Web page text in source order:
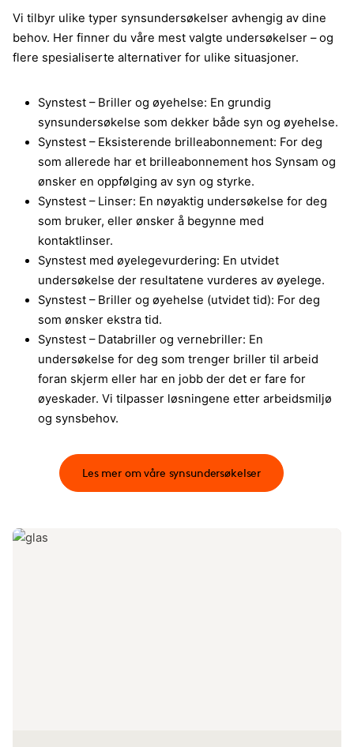
Vi tilbyr ulike typer synsundersøkelser avhengig av dine
behov. Her finner du våre mest valgte undersøkelser – og
flere spesialiserte alternativer for ulike situasjoner.
Synstest – Briller og øyehelse: En grundig
synsundersøkelse som dekker både syn og øyehelse.
Synstest – Eksisterende brilleabonnement: For deg
som allerede har et brilleabonnement hos Synsam og
ønsker en oppfølging av syn og styrke.
Synstest – Linser: En nøyaktig undersøkelse for deg
som bruker, eller ønsker å begynne med
kontaktlinser.
Synstest med øyelegevurdering: En utvidet
undersøkelse der resultatene vurderes av øyelege.
Synstest – Briller og øyehelse (utvidet tid): For deg
som ønsker ekstra tid.
Synstest – Databriller og vernebriller: En
undersøkelse for deg som trenger briller til arbeid
foran skjerm eller har en jobb der det er fare for
øyeskader. Vi tilpasser løsningene etter arbeidsmiljø
og synsbehov.​
Les mer om våre synsundersøkelser